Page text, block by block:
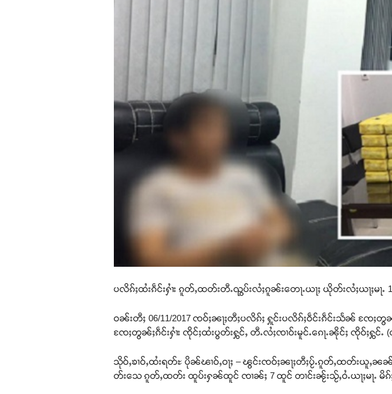
ပလိၵ်ႈထႆးၵဵင်းႁၢႆး ၵူတ်ႇထတ်းတီႉၺွပ်းလႆႈၵူၼ်းတေႃႉယႃႈ ယိုတ်းလႆႈယႃႈမႃႉ
ဝၼ်းတီႈ 06/11/2017 ၸဝ်ႈၼႃႈတီႈပလိၵ်ႈ ႁူင်းပလိၵ်ႈဝဵင်းၵဵင်းသႅၼ် ၸႄႈ
ၸႄႈတွၼ်ႈၵဵင်းႁၢႆး ၸိုင်ႈထႆးပွတ်းႁွင်ႇ တီႉလႆႈၸၢဝ်းမူင်ႉၵေႃႉၼိုင်ႈ ၸိုဝ်ႈႁွင်ႉ (
သိုဝ်ႇၶၢဝ်ႇထႆးရတ်ႊ ပိုၼ်ၽၢဝ်ႇဝႃႈ – ၽွင်းၸဝ်ႈၼႃႈတီႈပႂ်ႉၵူတ်ႇထတ်းယူႇၼၼ်ႉ
တ်းသေ ၵူတ်ႇထတ်း ထူပ်းႁၼ်ထူင် ၸၢၼ်ႈ 7 ထူင် တၢင်းၼႂ်းသႂ်ႇဝႆႉယႃႈမႃႉ မိၵ်